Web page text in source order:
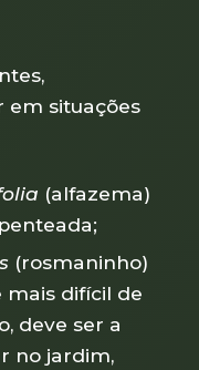
em situações
(alfazema)
(rosmaninho)
mais difícil de
deve ser a
no jardim,